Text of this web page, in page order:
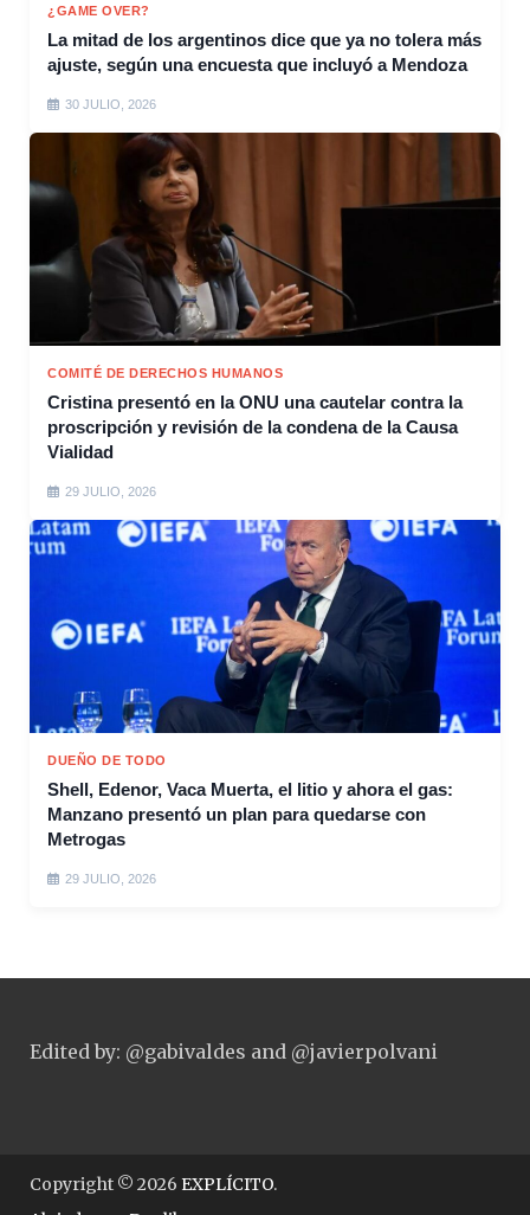
¿GAME OVER?
La mitad de los argentinos dice que ya no tolera más
ajuste, según una encuesta que incluyó a Mendoza
30 JULIO, 2026
COMITÉ DE DERECHOS HUMANOS
Cristina presentó en la ONU una cautelar contra la
proscripción y revisión de la condena de la Causa
Vialidad
29 JULIO, 2026
DUEÑO DE TODO
Shell, Edenor, Vaca Muerta, el litio y ahora el gas:
Manzano presentó un plan para quedarse con
Metrogas
29 JULIO, 2026
Edited by: @gabivaldes and @javierpolvani
Copyright © 2026 EXPLÍCITO.